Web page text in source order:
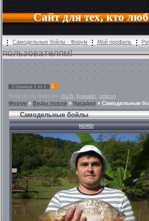
Сайт для тех, кто
Самодельные бойлы - Форум Мой профиль
пользователям!
Страница 1 из 1
1
Модератор форума:
IDL79 Кузьма67 ntdimon
Форум» Виды ловли »Насадки » Самодельные
Самодельные бойлы
NORD